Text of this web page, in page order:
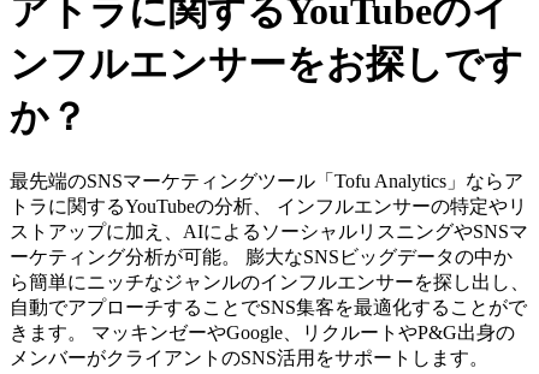
アトラに関するYouTubeのイ
ンフルエンサーをお探しです
か？
最先端のSNSマーケティングツール「Tofu Analytics」ならア
トラに関するYouTubeの分析、 インフルエンサーの特定やリ
ストアップに加え、AIによるソーシャルリスニングやSNSマ
ーケティング分析が可能。 膨大なSNSビッグデータの中か
ら簡単にニッチなジャンルのインフルエンサーを探し出し、
自動でアプローチすることでSNS集客を最適化することがで
きます。 マッキンゼーやGoogle、リクルートやP&G出身の
メンバーがクライアントのSNS活用をサポートします。